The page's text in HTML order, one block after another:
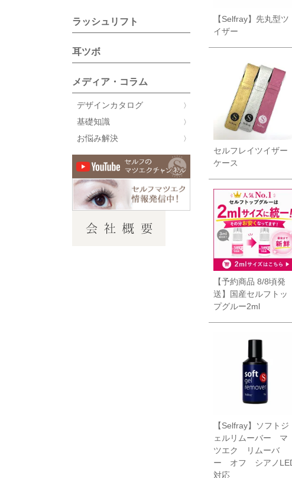
ラッシュリフト
耳ツボ
メディア・コラム
デザインカタログ
基礎知識
お悩み解決
【Selfray】先丸型ツ
イザー
セルフレイツイザー
ケース
【予約商品 8/8頃発
送】国産セルフトッ
プグルー2ml
【Selfray】ソフトジ
ェルリムーバー マ
ツエク リムーバ
ー オフ シアノ
対応